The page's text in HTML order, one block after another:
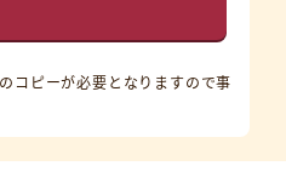
コピーが必要となりますので事